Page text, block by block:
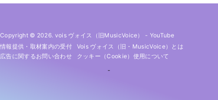
Copyright © 2026. vois ヴォイス（旧MusicVoice） - YouTube
情報提供・取材案内の受付
Vois ヴォイス（旧・MusicVoice）とは
広告に関するお問い合わせ
クッキー（cookie）使用について
-